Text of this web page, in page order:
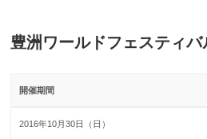
豊洲ワールドフェスティバ
開催期間
2016年10月30日（日）